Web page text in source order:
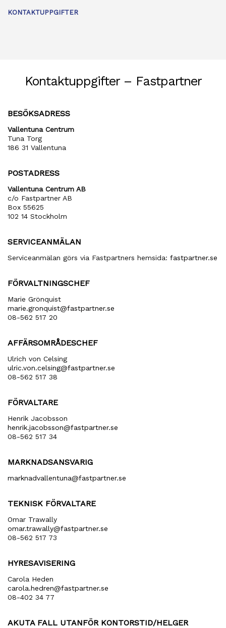
KONTAKTUPPGIFTER
Kontaktuppgifter – Fastpartner
BESÖKSADRESS
Vallentuna Centrum
Tuna Torg
186 31 Vallentuna
POSTADRESS
Vallentuna Centrum AB
c/o Fastpartner AB
Box 55625
102 14 Stockholm
SERVICEANMÄLAN
Serviceanmälan görs via Fastpartners hemsida: fastpartner.se
FÖRVALTNINGSCHEF
Marie Grönquist
marie​.gronquist​@fastpartner​.se
08-562 517 20
AFFÄRSOMRÅDESCHEF
Ulrich von Celsing
ulric​.von​.celsing​@fastpartner​.se
08-562 517 38
FÖRVALTARE
Henrik Jacobsson
henrik​.jacobsson​@fastpartner​.se
08-562 517 34
MARKNADSANSVARIG
marknadvallentuna​@fastpartner​.se
TEKNISK FÖRVALTARE
Omar Trawally
omar.trawally@fastpartner.se
08-562 517 73
HYRESAVISERING
Carola Heden
carola​.hedren​@fastpartner​.se
08-402 34 77
AKUTA FALL UTANFÖR KONTORSTID/HELGER